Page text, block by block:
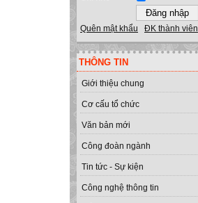
Quên mật khẩu ĐK thành viên
THÔNG TIN
Giới thiệu chung
Cơ cấu tổ chức
Văn bản mới
Công đoàn ngành
Tin tức - Sự kiện
Công nghệ thông tin